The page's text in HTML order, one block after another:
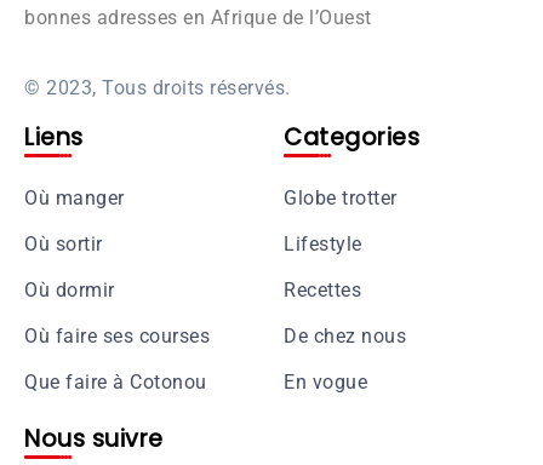
bonnes adresses en Afrique de l’Ouest
© 2023, Tous droits réservés.
Liens
Où manger
Où sortir
Où dormir
Où faire ses courses
Que faire à Cotonou
Categories
Globe trotter
Lifestyle
Recettes
De chez nous
En vogue
Nous suivre